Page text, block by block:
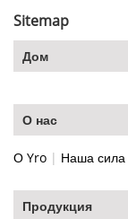
Sitemap
Дом
О нас
О Yro | Наша сила
Продукция